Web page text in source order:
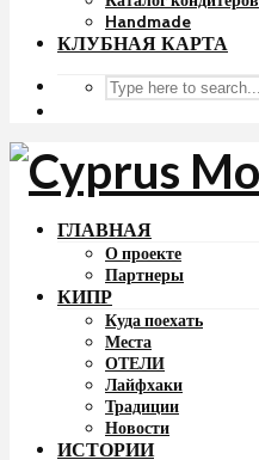
Handmade
КЛУБНАЯ КАРТА
ГЛАВНАЯ
О проекте
Партнеры
КИПР
Куда поехать
Места
ОТЕЛИ
Лайфхаки
Традиции
Новости
ИСТОРИИ